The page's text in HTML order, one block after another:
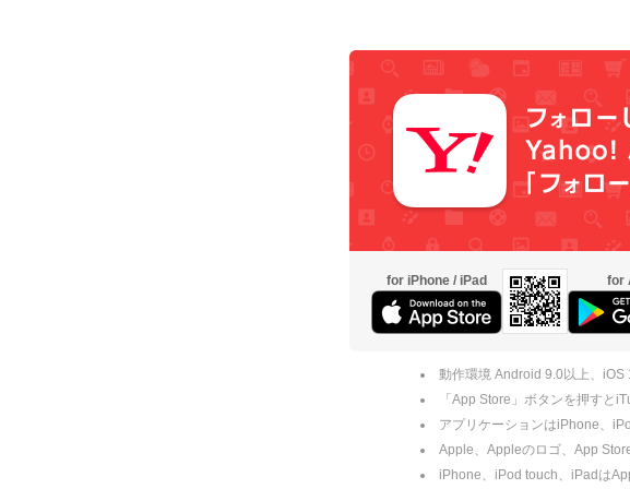
for iPhone / iPad for
動作環境 Android 9.0以上、
「App Store」ボタンを押すと
アプリケーションはiPhone、
Apple、Appleのロゴ、App
iPhone、iPod touch、iPadは